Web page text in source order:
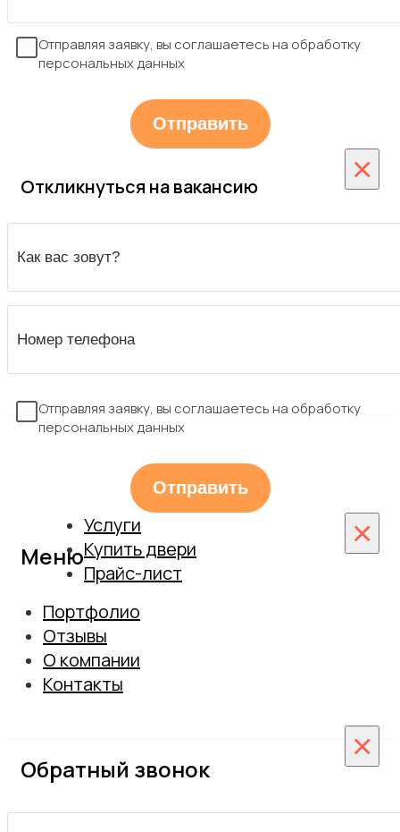
Отправляя заявку, вы соглашаетесь на обработку
персональных данных
×
Откликнуться на вакансию
Отправляя заявку, вы соглашаетесь на обработку
персональных данных
×
Меню
Услуги
Монтаж
Установка дверей из массива
Монтаж скрытых дверей
Замер
Купить двери
Межкомнатные двери
Входные двери
Прайс-лист
Портфолио
Отзывы
О компании
Сотрудничество
Контакты
×
Обратный звонок